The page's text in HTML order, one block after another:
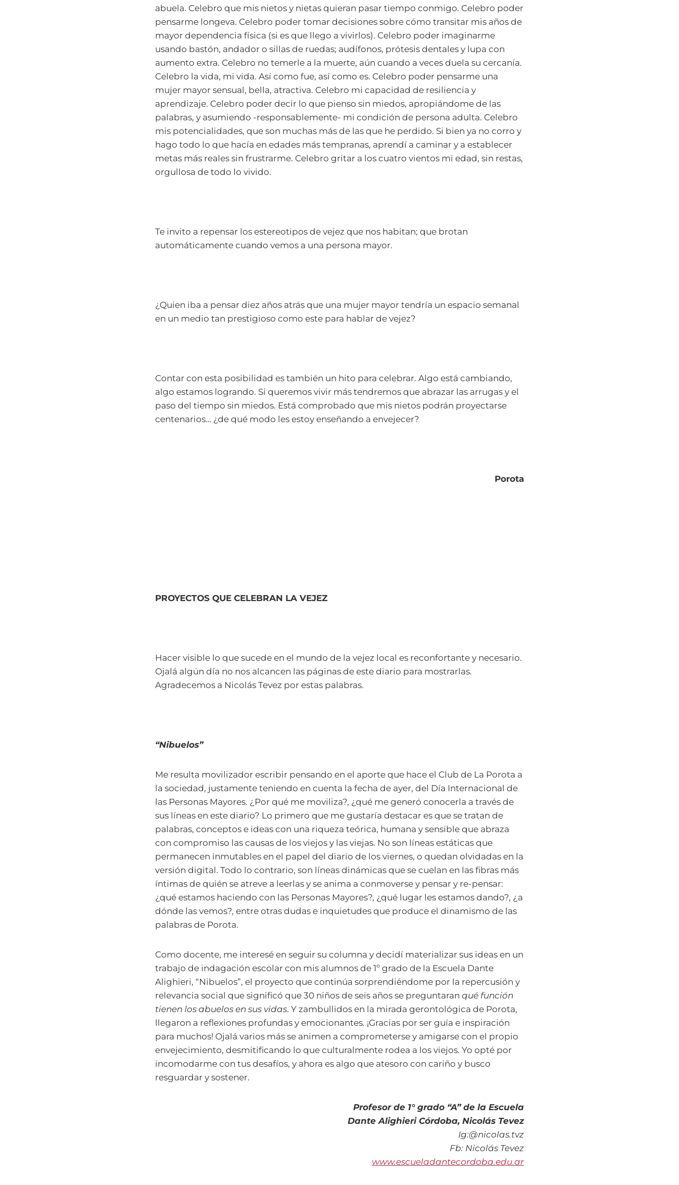
abuela. Celebro que mis nietos y nietas quieran pasar tiempo conmigo. Celebro poder
pensarme longeva. Celebro poder tomar decisiones sobre cómo transitar mis años de
mayor dependencia física (si es que llego a vivirlos). Celebro poder imaginarme
usando bastón, andador o sillas de ruedas; audífonos, prótesis dentales y lupa con
aumento extra. Celebro no temerle a la muerte, aún cuando a veces duela su cercanía.
Celebro la vida, mi vida. Así como fue, así como es. Celebro poder pensarme una
mujer mayor sensual, bella, atractiva. Celebro mi capacidad de resiliencia y
aprendizaje. Celebro poder decir lo que pienso sin miedos, apropiándome de las
palabras, y asumiendo -responsablemente- mi condición de persona adulta. Celebro
mis potencialidades, que son muchas más de las que he perdido. Si bien ya no corro y
hago todo lo que hacía en edades más tempranas, aprendí a caminar y a establecer
metas más reales sin frustrarme. Celebro gritar a los cuatro vientos mi edad, sin restas,
orgullosa de todo lo vivido.
Te invito a repensar los estereotipos de vejez que nos habitan; que brotan
automáticamente cuando vemos a una persona mayor.
¿Quien iba a pensar diez años atrás que una mujer mayor tendría un espacio semanal
en un medio tan prestigioso como este para hablar de vejez?
Contar con esta posibilidad es también un hito para celebrar. Algo está cambiando,
algo estamos logrando. Si queremos vivir más tendremos que abrazar las arrugas y el
paso del tiempo sin miedos. Está comprobado que mis nietos podrán proyectarse
centenarios… ¿de qué modo les estoy enseñando a envejecer?
Porota
PROYECTOS QUE CELEBRAN LA VEJEZ
Hacer visible lo que sucede en el mundo de la vejez local es reconfortante y necesario.
Ojalá algún día no nos alcancen las páginas de este diario para mostrarlas.
Agradecemos a Nicolás Tevez por estas palabras.
“Nibuelos”
Me resulta movilizador escribir pensando en el aporte que hace el Club de La Porota a
la sociedad, justamente teniendo en cuenta la fecha de ayer, del Día Internacional de
las Personas Mayores. ¿Por qué me moviliza?, ¿qué me generó conocerla a través de
sus líneas en este diario? Lo primero que me gustaría destacar es que se tratan de
palabras, conceptos e ideas con una riqueza teórica, humana y sensible que abraza
con compromiso las causas de los viejos y las viejas. No son líneas estáticas que
permanecen inmutables en el papel del diario de los viernes, o quedan olvidadas en la
versión digital. Todo lo contrario, son líneas dinámicas que se cuelan en las fibras más
íntimas de quién se atreve a leerlas y se anima a conmoverse y pensar y re-pensar:
¿qué estamos haciendo con las Personas Mayores?, ¿qué lugar les estamos dando?, ¿a
dónde las vemos?, entre otras dudas e inquietudes que produce el dinamismo de las
palabras de Porota.
Como docente, me interesé en seguir su columna y decidí materializar sus ideas en un
trabajo de indagación escolar con mis alumnos de 1º grado de la Escuela Dante
Alighieri, “Nibuelos”, el proyecto que continúa sorprendiéndome por la repercusión y
relevancia social que significó que 30 niños de seis años se preguntaran qué función
tienen los abuelos en sus vidas. Y zambullidos en la mirada gerontológica de Porota,
llegaron a reflexiones profundas y emocionantes. ¡Gracias por ser guía e inspiración
para muchos! Ojalá varios más se animen a comprometerse y amigarse con el propio
envejecimiento, desmitificando lo que culturalmente rodea a los viejos. Yo opté por
incomodarme con tus desafíos, y ahora es algo que atesoro con cariño y busco
resguardar y sostener.
Profesor de 1° grado “A” de la Escuela
Dante Alighieri Córdoba, Nicolás Tevez
Ig:@nicolas.tvz
Fb: Nicolás Tevez
www.escueladantecordoba.edu.ar